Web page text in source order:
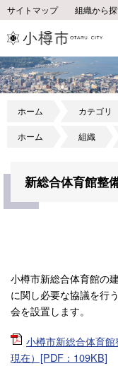
サイトマップ 組織から
ホーム カテゴリ
ホーム 組織
新総合体育館整
小樽市新総合体育館の
に関し必要な協議を行
会を設置します。
小樽市新総合体育
現在）[PDF：109KB]